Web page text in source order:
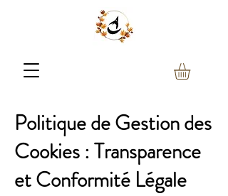
Politique de Gestion des
Cookies : Transparence
et Conformité Légale